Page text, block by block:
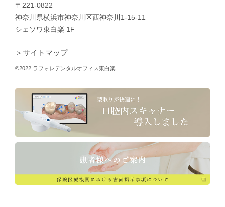
〒221-0822
神奈川県横浜市神奈川区西神奈川1-15-11
シェソワ東白楽 1F
＞サイトマップ
©2022.ラフォレデンタルオフィス東白楽